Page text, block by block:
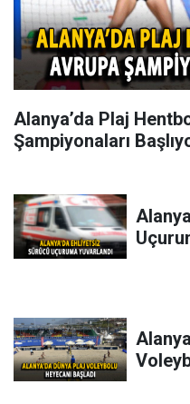
Alanya’da Plaj
Şampiyonaları